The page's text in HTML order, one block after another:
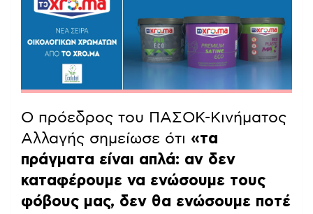
Ο πρόεδρος του ΠΑΣΟΚ-Κινήματος
Αλλαγής σημείωσε ότι «τα
πράγματα είναι απλά: αν δεν
καταφέρουμε να ενώσουμε τους
φόβους μας, δεν θα ενώσουμε ποτέ